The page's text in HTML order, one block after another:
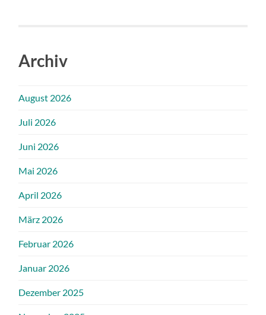
Archiv
August 2026
Juli 2026
Juni 2026
Mai 2026
April 2026
März 2026
Februar 2026
Januar 2026
Dezember 2025